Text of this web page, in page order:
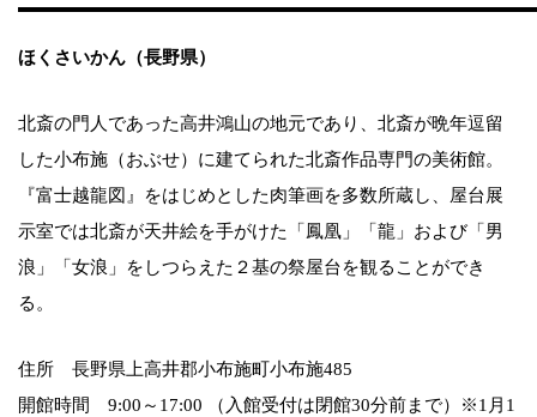
ほくさいかん（長野県）
北斎の門人であった高井鴻山の地元であり、北斎が晩年逗留
した小布施（おぶせ）に建てられた北斎作品専門の美術館。
『富士越龍図』をはじめとした肉筆画を多数所蔵し、屋台展
示室では北斎が天井絵を手がけた「鳳凰」「龍」および「男
浪」「女浪」をしつらえた２基の祭屋台を観ることができ
る。
住所 長野県上高井郡小布施町小布施485
開館時間 9:00～17:00 （入館受付は閉館30分前まで）※1月1